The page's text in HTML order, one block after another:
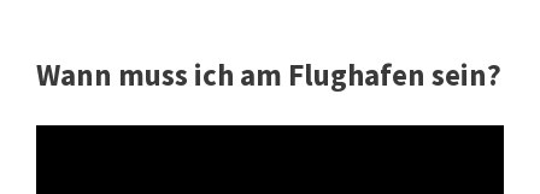
Wann muss ich am Flughafen sein?